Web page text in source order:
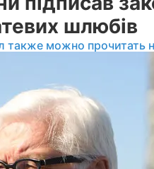
шлюбів
также можно прочитать